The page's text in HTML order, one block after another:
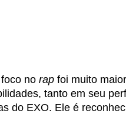
no rap foi muito
tanto em seu
do EXO. Ele é